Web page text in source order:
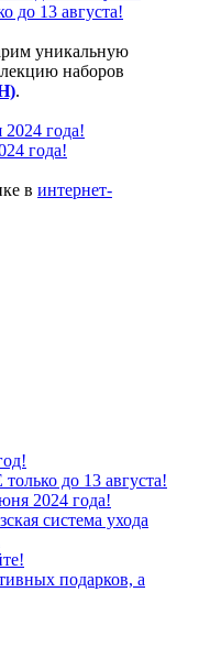
до 13 августа!
уникальную
наборов
.
года!
в интернет-
до 13 августа!
2024 года!
система ухода
подарков, а